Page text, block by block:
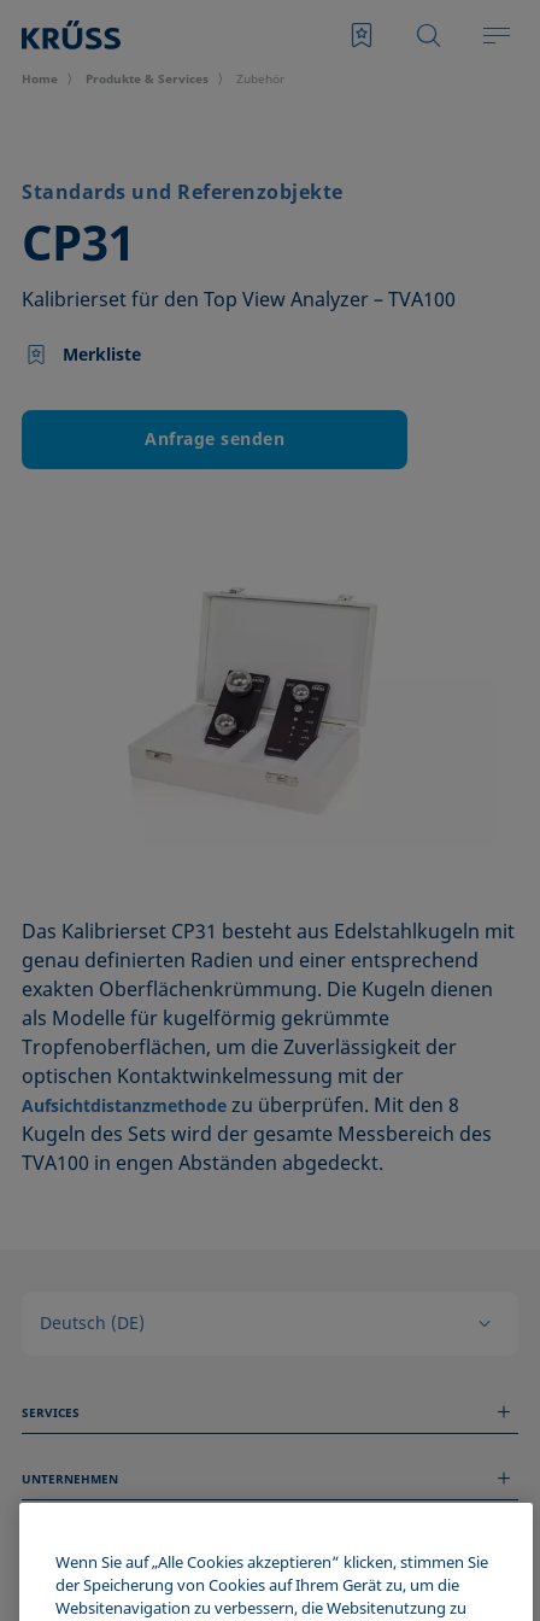
Home Produkte & Services Zubehör
Standards und Referenzobjekte
CP31
–
Kalibrierset für den Top View Analyzer – TVA100
Merkliste
Anfrage senden
Das Kalibrierset CP31 besteht aus Edelstahlkugeln mit
genau definierten Radien und einer entsprechend
exakten Oberflächenkrümmung. Die Kugeln dienen
als Modelle für kugelförmig gekrümmte
Tropfenoberflächen, um die Zuverlässigkeit der
optischen Kontaktwinkelmessung mit der
Aufsichtdistanzmethode zu überprüfen. Mit den 8
Kugeln des Sets wird der gesamte Messbereich des
TVA100 in engen Abständen abgedeckt.
Deutsch (DE)
SERVICES
Technischer Service
UNTERNEHMEN
Stellenangebote
Events
Impressum
WERDE TEIL DER KRÜSS COMMUNITY
Wenn Sie auf „Alle Cookies akzeptieren“ klicken, stimmen Sie
der Speicherung von Cookies auf Ihrem Gerät zu, um die
Websitenavigation zu verbessern, die Websitenutzung zu